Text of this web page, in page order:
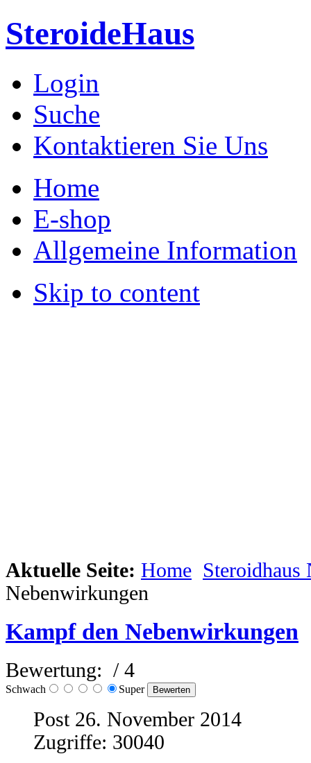
SteroideHaus
Login
Suche
Kontaktieren Sie Uns
Home
E-shop
Allgemeine Information
Skip to content
Aktuelle Seite: Home Steroidhaus
Nebenwirkungen
Kampf den Nebenwirkungen
Bewertung: / 4
Schwach Super
Post 26. November 2014
Zugriffe: 30040